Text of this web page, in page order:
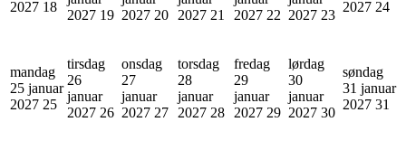
2027 18
2027 19 2027 20
2027 21
2027 22 2027 23
2027 24
mandag
25 januar
2027 25
tirsdag
26
januar
2027 26
onsdag
27
januar
2027 27
torsdag
28
januar
2027 28
fredag
29
januar
2027 29
lørdag
30
januar
2027 30
søndag
31 januar
2027 31